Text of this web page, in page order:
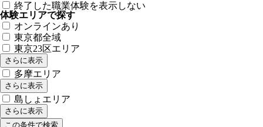
終了した職業体験を表示しない
体験エリアで探す
オンラインあり
東京都全域
東京23区エリア
さらに表示
多摩エリア
さらに表示
島しょエリア
さらに表示